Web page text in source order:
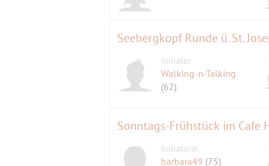
Seebergkopf Runde ü. St.
Initiator
Walking-n-Talking
(62)
Sonntags-Frühstück im Cafe
Initiatorin
barbara49 (75)